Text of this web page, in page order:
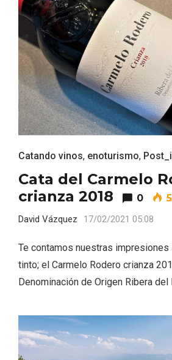
Catando vinos, enoturismo,
Cata del Carmelo
crianza 2018
0
David Vázquez 17/02/2021 05:08
Te contamos nuestras
tinto; el Carmelo Rodero crianza
Denominación de Origen Ribera del
y Feria de Artesanía